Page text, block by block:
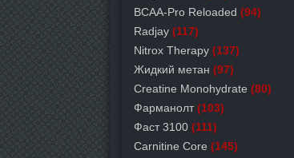
BCAA-Pro Reloaded (94)
Radjay (117)
Nitrox Therapy (137)
Жидкий метан (97)
Creatine Monohydrate (80)
Фарманолт (103)
Фаст 3100 (111)
Carnitine Core (145)